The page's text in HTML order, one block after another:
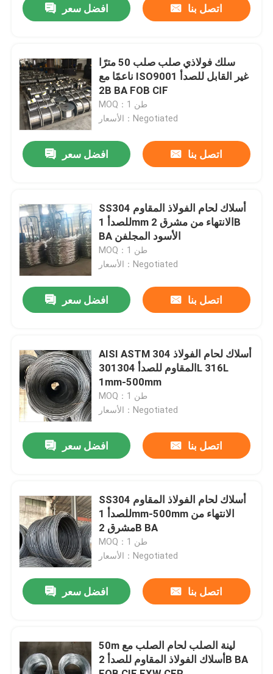
حول بنا
إتصال
المنتجات
لوحة معدنية من الفولاذ المقاوم للصدأ
ورقة لوحة الكربون الصلب
لفائف الصلب جي
شريط دائري من الفولاذ المقاوم للصدأ
افضل سعر اتصل بنا
سلك فولاذي صلب صلب 50 مترًا
ناعمًا مع ISO9001 غير القابل للصدأ
2B BA FOB CIF
MOQ：1 طن
الأسعار：Negotiated
افضل سعر اتصل بنا
SS304 أسلاك لحام الفولاذ المقاوم
للصدأ 1mm الانتهاء من مشرق 2B
BA الأسود المجلفن
MOQ：1 طن
الأسعار：Negotiated
افضل سعر اتصل بنا
AISI ASTM 304 أسلاك لحام الفولاذ
المقاوم للصدأ 301304L 316L
1mm-500mm
MOQ：1 طن
الأسعار：Negotiated
افضل سعر اتصل بنا
SS304 أسلاك لحام الفولاذ المقاوم
للصدأ 1mm-500mm الانتهاء من
مشرق 2B BA
MOQ：1 طن
الأسعار：Negotiated
افضل سعر اتصل بنا
50m لينة الصلب لحام الصلب مع
أسلاك الفولاذ المقاوم للصدأ 2B BA